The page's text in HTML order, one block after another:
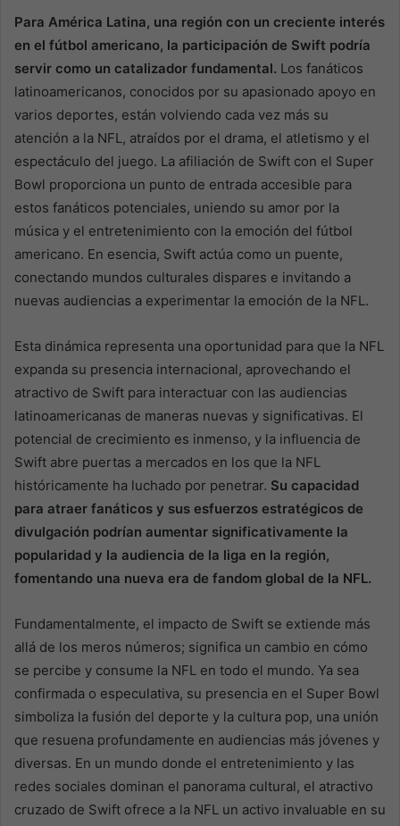
Para América Latina, una región con un creciente interés
en el fútbol americano, la participación de Swift podría
servir como un catalizador fundamental. Los fanáticos
latinoamericanos, conocidos por su apasionado apoyo en
varios deportes, están volviendo cada vez más su
atención a la NFL, atraídos por el drama, el atletismo y el
espectáculo del juego. La afiliación de Swift con el Super
Bowl proporciona un punto de entrada accesible para
estos fanáticos potenciales, uniendo su amor por la
música y el entretenimiento con la emoción del fútbol
americano. En esencia, Swift actúa como un puente,
conectando mundos culturales dispares e invitando a
nuevas audiencias a experimentar la emoción de la NFL.
Esta dinámica representa una oportunidad para que la NFL
expanda su presencia internacional, aprovechando el
atractivo de Swift para interactuar con las audiencias
latinoamericanas de maneras nuevas y significativas. El
potencial de crecimiento es inmenso, y la influencia de
Swift abre puertas a mercados en los que la NFL
históricamente ha luchado por penetrar. Su capacidad
para atraer fanáticos y sus esfuerzos estratégicos de
divulgación podrían aumentar significativamente la
popularidad y la audiencia de la liga en la región,
fomentando una nueva era de fandom global de la NFL.
Fundamentalmente, el impacto de Swift se extiende más
allá de los meros números; significa un cambio en cómo
se percibe y consume la NFL en todo el mundo. Ya sea
confirmada o especulativa, su presencia en el Super Bowl
simboliza la fusión del deporte y la cultura pop, una unión
que resuena profundamente en audiencias más jóvenes y
diversas. En un mundo donde el entretenimiento y las
redes sociales dominan el panorama cultural, el atractivo
cruzado de Swift ofrece a la NFL un activo invaluable en su